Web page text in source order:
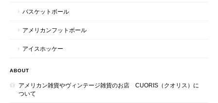
バスケットボール
アメリカンフットボール
アイスホッケー
ABOUT
アメリカン雑貨やヴィンテージ雑貨のお店 CUORIS（クオリス）に
ついて